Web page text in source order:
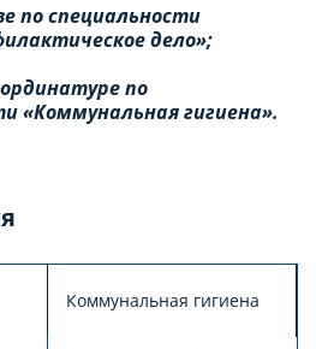
по специальности
дело»;
по
«Коммунальная гигиена».
Коммунальная гигиена